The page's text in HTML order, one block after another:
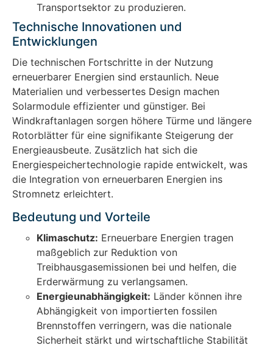
Transportsektor zu produzieren.
Technische Innovationen und
Entwicklungen
Die technischen Fortschritte in der Nutzung
erneuerbarer Energien sind erstaunlich. Neue
Materialien und verbessertes Design machen
Solarmodule effizienter und günstiger. Bei
Windkraftanlagen sorgen höhere Türme und längere
Rotorblätter für eine signifikante Steigerung der
Energieausbeute. Zusätzlich hat sich die
Energiespeichertechnologie rapide entwickelt, was
die Integration von erneuerbaren Energien ins
Stromnetz erleichtert.
Bedeutung und Vorteile
Klimaschutz: Erneuerbare Energien tragen
maßgeblich zur Reduktion von
Treibhausgasemissionen bei und helfen, die
Erderwärmung zu verlangsamen.
Energieunabhängigkeit: Länder können ihre
Abhängigkeit von importierten fossilen
Brennstoffen verringern, was die nationale
Sicherheit stärkt und wirtschaftliche Stabilität